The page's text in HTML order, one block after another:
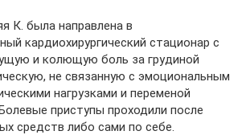
К. была направлена в
кардиохирургический стационар с
и колющую боль за грудиной
не связанную с эмоциональным
нагрузками и переменой
приступы проходили после
средств либо сами по себе.